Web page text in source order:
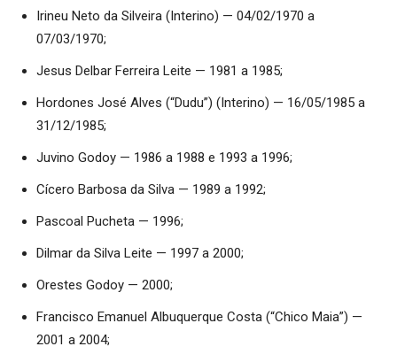
Irineu Neto da Silveira (Interino) — 04/02/1970 a
07/03/1970;
Jesus Delbar Ferreira Leite — 1981 a 1985;
Hordones José Alves (“Dudu”) (Interino) — 16/05/1985 a
31/12/1985;
Juvino Godoy — 1986 a 1988 e 1993 a 1996;
Cícero Barbosa da Silva — 1989 a 1992;
Pascoal Pucheta — 1996;
Dilmar da Silva Leite — 1997 a 2000;
Orestes Godoy — 2000;
Francisco Emanuel Albuquerque Costa (“Chico Maia”) —
2001 a 2004;